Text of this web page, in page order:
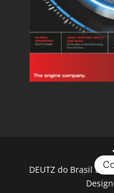
DEUTZ do Brasil